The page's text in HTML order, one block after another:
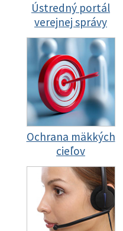
Ústredný portál
verejnej správy
Ochrana mäkkých
cieľov